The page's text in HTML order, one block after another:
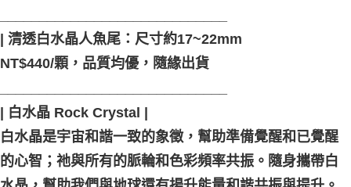
| 清透白水晶人魚尾：尺寸約17~22mm
NT$440/顆，品質均優，隨緣出貨
| 白水晶 Rock Crystal |
白水晶是宇宙和諧一致的象徵，幫助準備覺醒和已覺醒
的心智；祂與所有的脈輪和色彩頻率共振。隨身攜帶白